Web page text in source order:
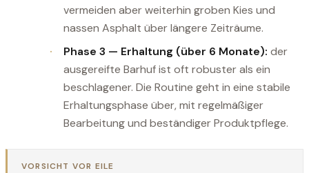
vermeiden aber weiterhin groben Kies und
nassen Asphalt über längere Zeiträume.
Phase 3 — Erhaltung (über 6 Monate): der
ausgereifte Barhuf ist oft robuster als ein
beschlagener. Die Routine geht in eine stabile
Erhaltungsphase über, mit regelmäßiger
Bearbeitung und beständiger Produktpflege.
VORSICHT VOR EILE